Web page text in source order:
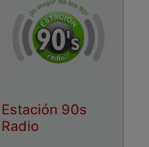
Estación 90s
Radio